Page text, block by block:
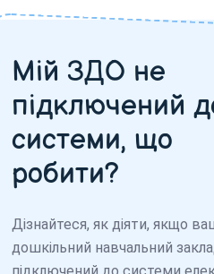
Мій ЗДО не
підключений
системи, що
робити?
Дізнайтеся, як діяти, якщо
дошкільний навчальний